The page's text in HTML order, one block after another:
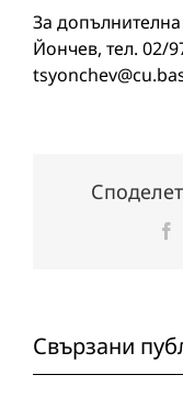
За
Йончев, тел. 02/
Свързани